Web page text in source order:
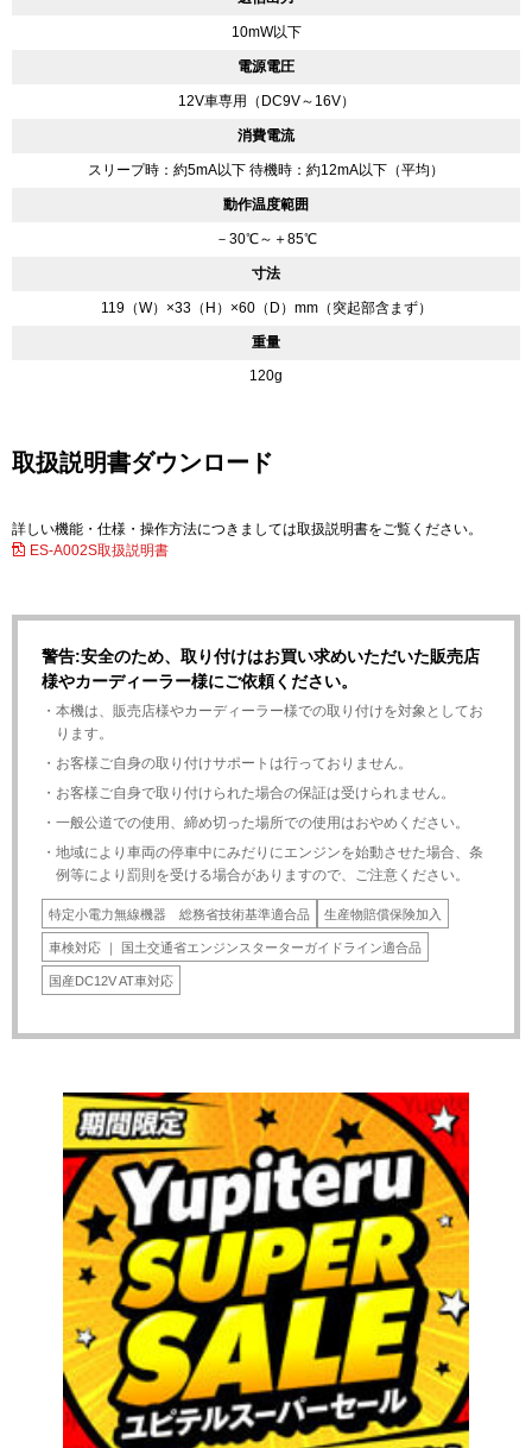
10mW以下
電源電圧
12V車専用（DC9V～16V）
消費電流
スリープ時：約5mA以下 待機時：約12mA以下（平均）
動作温度範囲
－30℃～＋85℃
寸法
119（W）×33（H）×60（D）mm（突起部含まず）
重量
120g
取扱説明書ダウンロード
詳しい機能・仕様・操作方法につきましては取扱説明書をご覧ください。
ES-A002S取扱説明書
警告:安全のため、取り付けはお買い求めいただいた販売店
様やカーディーラー様にご依頼ください。
・本機は、販売店様やカーディーラー様での取り付けを対象としてお
ります。
・お客様ご自身の取り付けサポートは行っておりません。
・お客様ご自身で取り付けられた場合の保証は受けられません。
・一般公道での使用、締め切った場所での使用はおやめください。
・地域により車両の停車中にみだりにエンジンを始動させた場合、条
例等により罰則を受ける場合がありますので、ご注意ください。
特定小電力無線機器 総務省技術基準適合品 生産物賠償保険加入
車検対応 ｜ 国土交通省エンジンスターターガイドライン適合品
国産DC12V AT車対応